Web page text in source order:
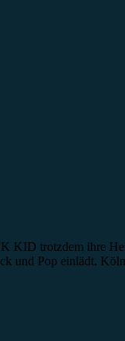
KID trotzdem ihre
und Pop einlädt.